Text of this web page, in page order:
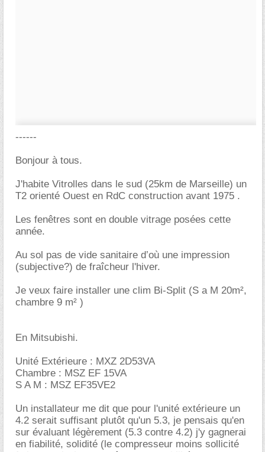
------
Bonjour à tous.
J'habite Vitrolles dans le sud (25km de Marseille) un
T2 orienté Ouest en RdC construction avant 1975 .
Les fenêtres sont en double vitrage posées cette
année.
Au sol pas de vide sanitaire d’où une impression
(subjective?) de fraîcheur l'hiver.
Je veux faire installer une clim Bi-Split (S a M 20m²,
chambre 9 m² )
En Mitsubishi.
Unité Extérieure : MXZ 2D53VA
Chambre : MSZ EF 15VA
S A M : MSZ EF35VE2
Un installateur me dit que pour l'unité extérieure un
4.2 serait suffisant plutôt qu'un 5.3, je pensais qu'en
sur évaluant légèrement (5.3 contre 4.2) j'y gagnerai
en fiabilité, solidité (le compresseur moins sollicité